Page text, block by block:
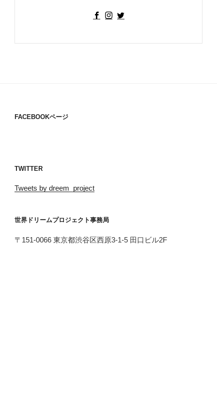
FACEBOOKページ
TWITTER
Tweets by dreem_project
世界ドリームプロジェクト事務局
〒151-0066 東京都渋谷区西原3-1-5 田口ビル2F